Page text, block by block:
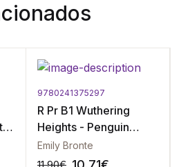
9780241375297
R Pr B1 Wuthering
Heights - Penguin
Readers Level 5
Emily Bronte